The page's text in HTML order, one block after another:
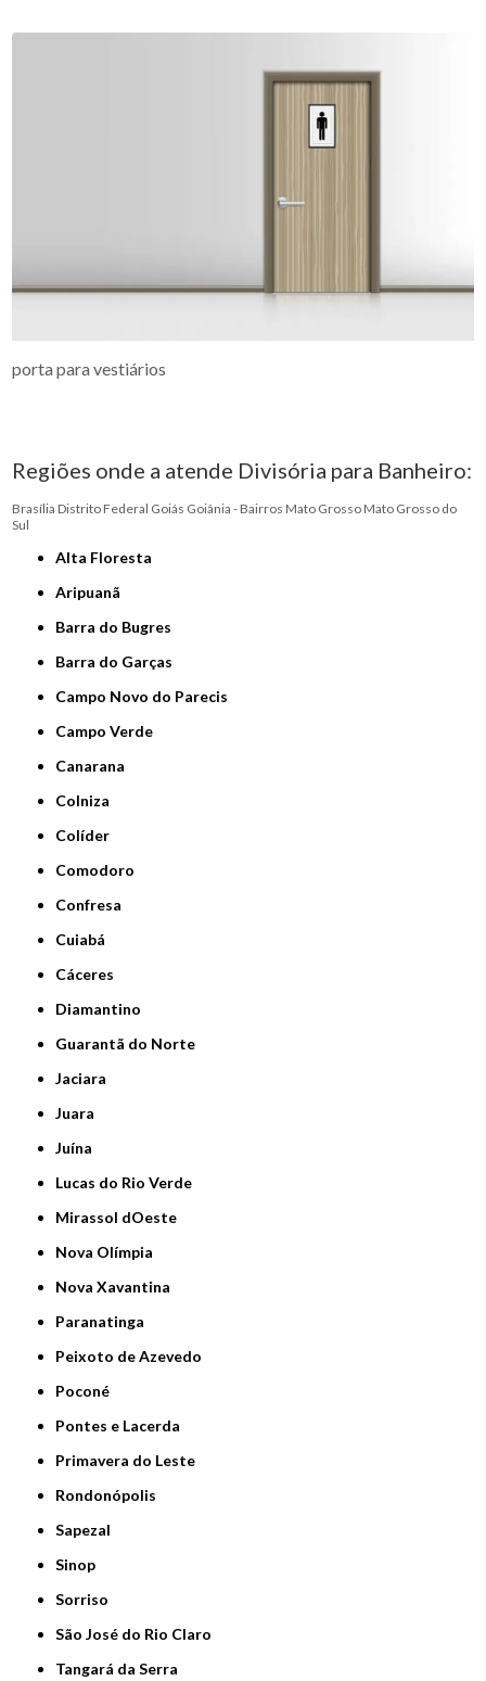
porta para vestiários
Regiões onde a atende Divisória para Banheiro:
Brasília Distrito Federal Goiás Goiânia - Bairros Mato Grosso Mato Grosso do
Sul
Alta Floresta
Aripuanã
Barra do Bugres
Barra do Garças
Campo Novo do Parecis
Campo Verde
Canarana
Colniza
Colíder
Comodoro
Confresa
Cuiabá
Cáceres
Diamantino
Guarantã do Norte
Jaciara
Juara
Juína
Lucas do Rio Verde
Mirassol dOeste
Nova Olímpia
Nova Xavantina
Paranatinga
Peixoto de Azevedo
Poconé
Pontes e Lacerda
Primavera do Leste
Rondonópolis
Sapezal
Sinop
Sorriso
São José do Rio Claro
Tangará da Serra